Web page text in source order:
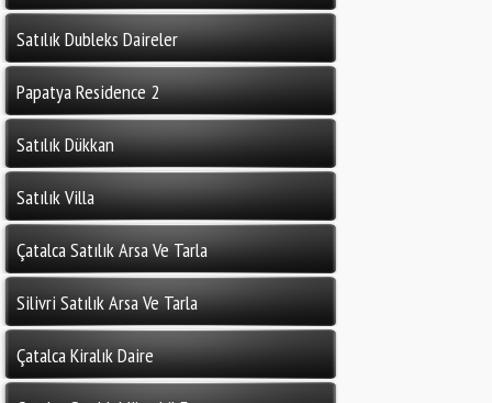
Satılık Dubleks Daireler
Papatya Residence 2
Satılık Dükkan
Satılık Villa
Çatalca Satılık Arsa Ve Tarla
Silivri Satılık Arsa Ve Tarla
Çatalca Kiralık Daire